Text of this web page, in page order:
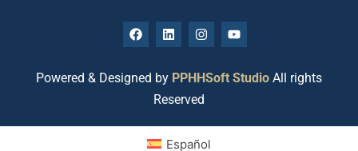
Powered & Designed by PPHHSoft Studio All rights
Reserved
Español